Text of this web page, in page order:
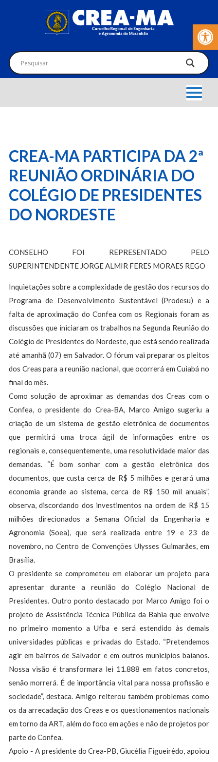
Barra de
CREA-MA PARTICIPA DA 2ª
REUNIÃO ORDINÁRIA DO
COLÉGIO DE PRESIDENTES
DO NORDESTE
CONSELHO FOI REPRESENTADO PELO
SUPERINTENDENTE JORGE ALMIR FERES MORAES REGO
Inquietações sobre a complexidade de gestão dos recursos do
Programa de Desenvolvimento Sustentável (Prodesu) e a
falta de aproximação do Confea com os Regionais foram as
discussões que iniciaram os trabalhos na Segunda Reunião do
Colégio de Presidentes do Nordeste, que está sendo realizada
até amanhã (07) em Salvador. O fórum vai preparar os pleitos
dos Creas para a reunião nacional, que ocorrerá em Cuiabá no
final do mês.
Como solução de aproximar as demandas dos Creas com o
Confea, o presidente do Crea-BA, Marco Amigo sugeriu a
criação de um sistema de gestão eletrônica de documentos
que permitirá uma troca ágil de informações entre os
regionais e, consequentemente, uma resolutividade maior das
demandas. “É bom sonhar com a gestão eletrônica dos
documentos, que custa cerca de R$ 5 milhões e gerará uma
economia grande ao sistema, cerca de R$ 150 mil anuais”,
observa, discordando dos investimentos na ordem de R$ 15
milhões direcionados a Semana Oficial da Engenharia e
Agronomia (Soea), que será realizada entre 19 e 23 de
novembro, no Centro de Convenções Ulysses Guimarães, em
Brasília.
O presidente se comprometeu em elaborar um projeto para
apresentar durante a reunião do Colégio Nacional de
Presidentes. Outro ponto destacado por Marco Amigo foi o
projeto de Assistência Técnica Pública da Bahia que envolve
no primeiro momento a Ufba e será estendido às demais
universidades públicas e privadas do Estado. “Pretendemos
agir em bairros de Salvador e em outros municípios baianos.
Nossa visão é transformara lei 11.888 em fatos concretos,
senão morrerá. É de importância vital para nossa profissão e
sociedade”, destaca. Amigo reiterou também problemas como
os da arrecadação dos Creas e os questionamentos nacionais
em torno da ART, além do foco em ações e não de projetos por
parte do Confea.
Apoio - A presidente do Crea-PB, Giucélia Figueirêdo, apoiou